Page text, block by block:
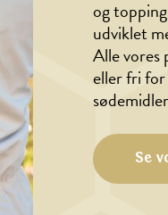
og
udviklet
Alle vores
eller fri
Se